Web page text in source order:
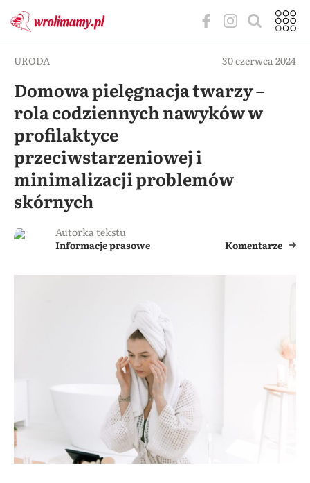
URODA 30 czerwca 2024
Domowa pielęgnacja twarzy –
rola codziennych nawyków w
profilaktyce
przeciwstarzeniowej i
minimalizacji problemów
skórnych
Autorka tekstu
Informacje prasowe
Komentarze